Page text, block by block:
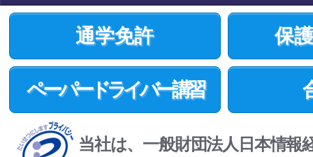
通学免許
ペーパードライバー講習
保
当社は、一般財団法人日本情報